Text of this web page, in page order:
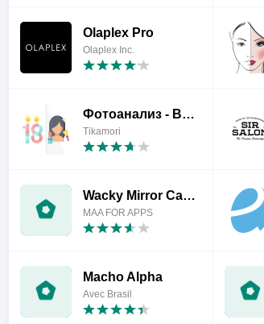
Olaplex Pro
Olaplex Inc.
Фотоанализ - Возраст по фото
Tikamori
Wacky Mirror Camera Filter
MAA FOR APPS
Macho Alpha
Avec Brasil